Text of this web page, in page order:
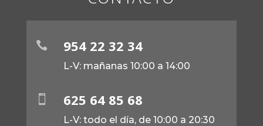
 954 22 32 34
L-V: mañanas 10:00 a 14:00
 625 64 85 68
L-V: todo el día, de 10:00 a 20:30